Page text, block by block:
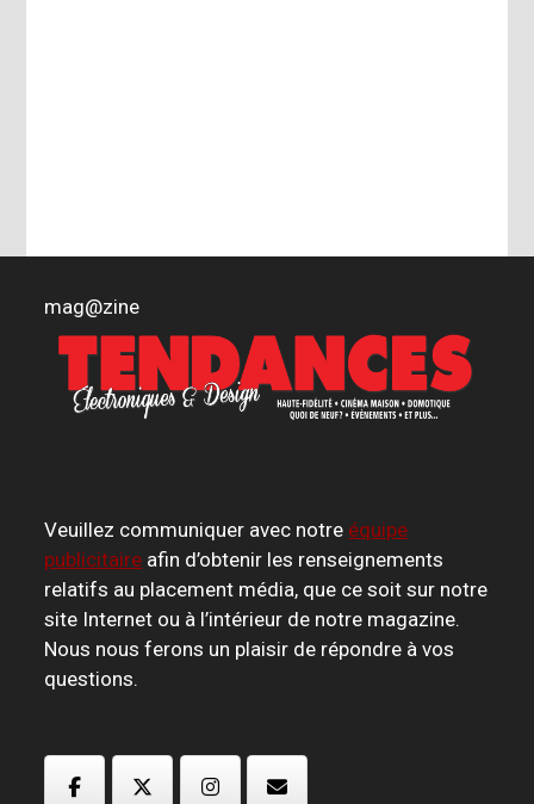
mag@zine
Veuillez communiquer avec notre équipe
publicitaire afin d’obtenir les renseignements
relatifs au placement média, que ce soit sur notre
site Internet ou à l’intérieur de notre magazine.
Nous nous ferons un plaisir de répondre à vos
questions.